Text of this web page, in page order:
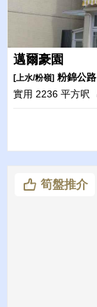
邁爾豪園
[上水/粉嶺] 粉錦公路
實用 2236 平方呎
筍盤推介